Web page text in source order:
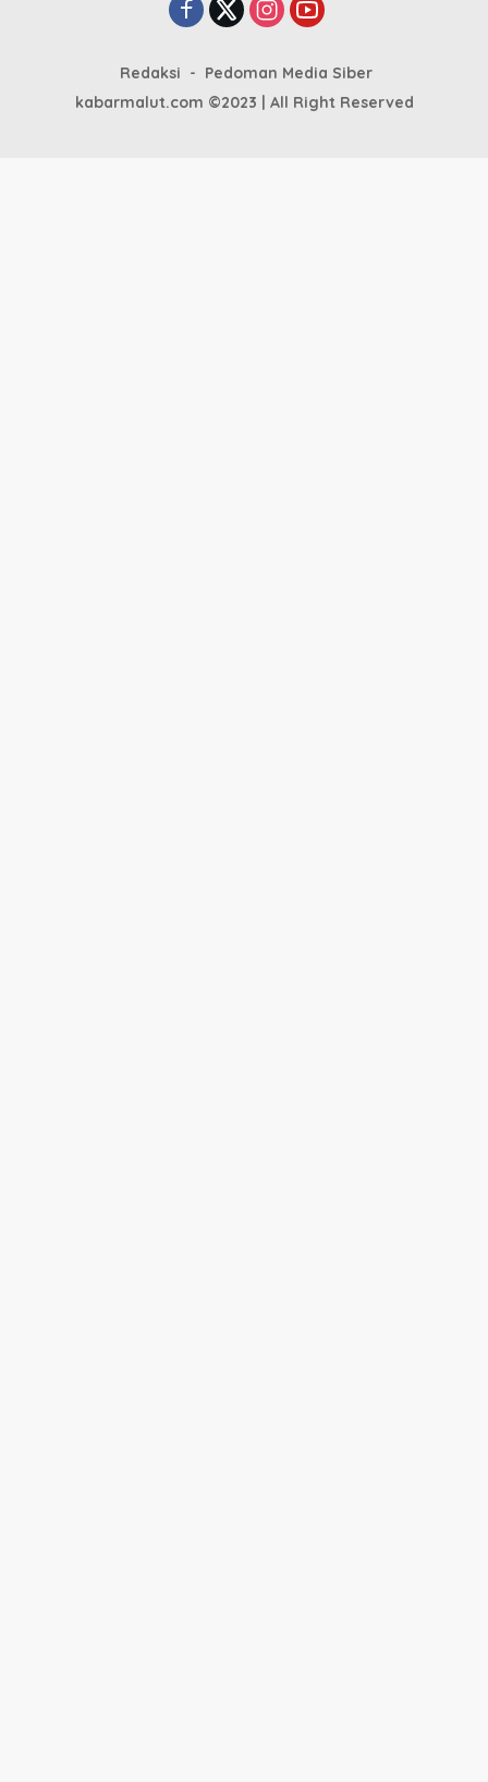
Redaksi
Pedoman Media Siber
kabarmalut.com ©2023 | All Right Reserved